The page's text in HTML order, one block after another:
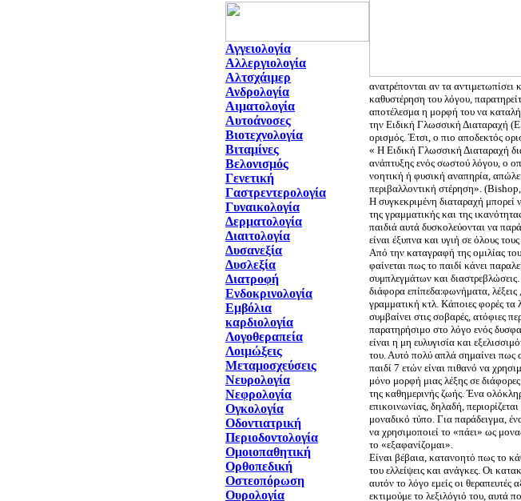
Αγγειολογία
Αλλεργιολογία
Αλτσχάιμερ
Ανδρολογία
Αιματολογία
Αυτοάνοσες
Βιοτεχνολογία
Βιταμίνες
Βελονισμός
Γενετική
Γαστρεντερολογία
Γυναικολογία
Δερματολογία
Διαιτολογία
Δυσανεξία
Δυσλεξία
Διατροφή
Ενδοκρινολογία
Εμβόλια
καρδιολογία
Λογοθεραπεία
Λοιμώξεις
Μεταμοσχεύσεις
Νευρολογία
Νεφρολογία
Ογκολογία
Οδοντιατρική
Περιοδοντολογία
Ομοιοπαθητική
Ορθοπεδική
Οστεοπόρωση
Ουρολογία
ανατρέπονται αν τα
καθυστέρηση του λόγου,
αποτέλεσμα η μορφή του να
την Ειδική Γλωσσική Διαταραχή
« Η Ειδική Γλωσσική Διαταραχή
ανάπτυξης ενός σωστού λόγου, ο
νοητική ή φυσική αναπηρία,
περιβαλλοντική στέρηση».
Η συγκεκριμένη διαταραχή μπορεί
της γραμματικής και της
παιδιά αυτά δυσκολεύονται να
είναι έξυπνα και υγιή σε όλους
Από την καταγραφή της ομιλίας
φαίνεται πως το παιδί κάνει
συμπλεγμάτων και
διάφορα επίπεδα׃ φωνήματα, λέξεις , συμπλέγματα, συνδυασμούς λέξεων,
γραμματική κτλ. Κάποιες φορές τα
συμβαίνει στις σοβαρές, ατόφιες
παρατηρήσιμο στο λόγο ενός
είναι η μη ευλυγισία και
του. Αυτό πολύ απλά σημαίνει πως
παιδί 7 ετών είναι πιθανό να
μόνο μορφή μιας λέξης σε διάφορες
της καθημερινής ζωής. Ένα
επικοινωνίας, δηλαδή,
μοναδικό τύπο. Για παράδειγμα,
να χρησιμοποιεί το «πάει» ως
το «εξαφανίζομαι».
Είναι βέβαια, κατανοητό πως το
του ελλείψεις και ανάγκες. Οι
αυτόν το λόγο εμείς οι θεραπευτές
εκτιμούμε το λεξιλόγιό του, αυτά